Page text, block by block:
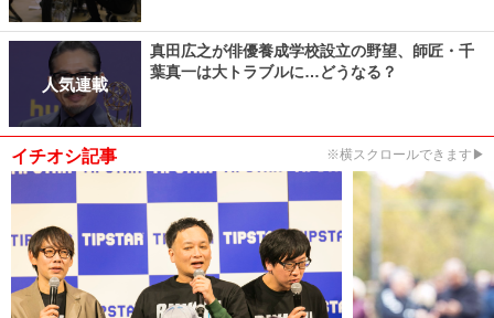
人気連載
真田広之が俳優養成学校設立の野望、師匠・千
葉真一は大トラブルに…どうなる？
イチオシ記事 ※横スクロールできます▶